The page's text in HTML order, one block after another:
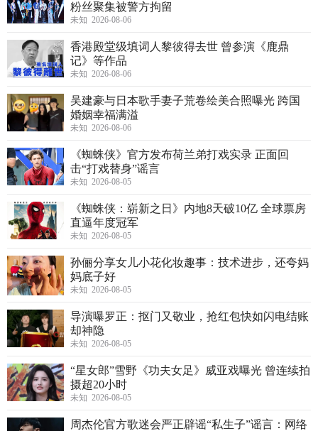
粉丝聚集被警方拘留
未知 2026-08-06
香港殿堂级填词人黎彼得去世 曾参演《鹿鼎
记》等作品
未知 2026-08-06
吴建豪与日本歌手妻子荒卷绘美合照曝光 跨国
婚姻幸福满溢
未知 2026-08-06
《蜘蛛侠》官方发布荷兰弟打戏实录 正面回
击“打戏替身”谣言
未知 2026-08-05
《蜘蛛侠：崭新之日》内地8天破10亿 全球票房
直逼年度冠军
未知 2026-08-05
孙俪分享女儿小花化妆趣事：技术进步，还夸妈
妈底子好
未知 2026-08-05
导演曝罗正：抠门又敬业，抢红包快如闪电结账
却神隐
未知 2026-08-05
“星女郎”雪野《功夫女足》威亚戏曝光 曾连续拍
摄超20小时
未知 2026-08-05
周杰伦官方歌迷会严正辟谣“私生子”谣言：网络